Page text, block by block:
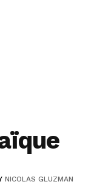
NICOLAS GLUZMAN